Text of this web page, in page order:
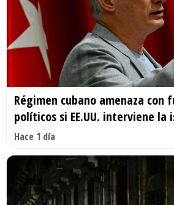
Régimen cubano amenaza con
políticos si EE.UU. interviene la
Hace 1 día